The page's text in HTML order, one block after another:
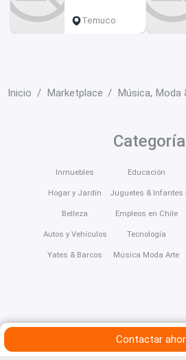
Temuco
Inicio Marketplace Música, Moda
Contactar
Inmuebles
Hogar y Jardín
Belleza
Autos y Vehículos
Yates & Barcos
Educación
Juguetes & Infantes
Empleos en Chile
Tecnología
Música Moda Arte